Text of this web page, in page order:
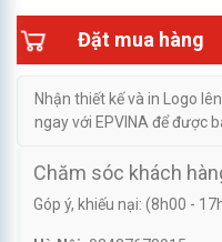
Đặt mua hàng
Nhận thiết kế và in Logo
ngay với EPVINA để được
Chăm sóc khách
Góp ý, khiếu nại: (8h00 -